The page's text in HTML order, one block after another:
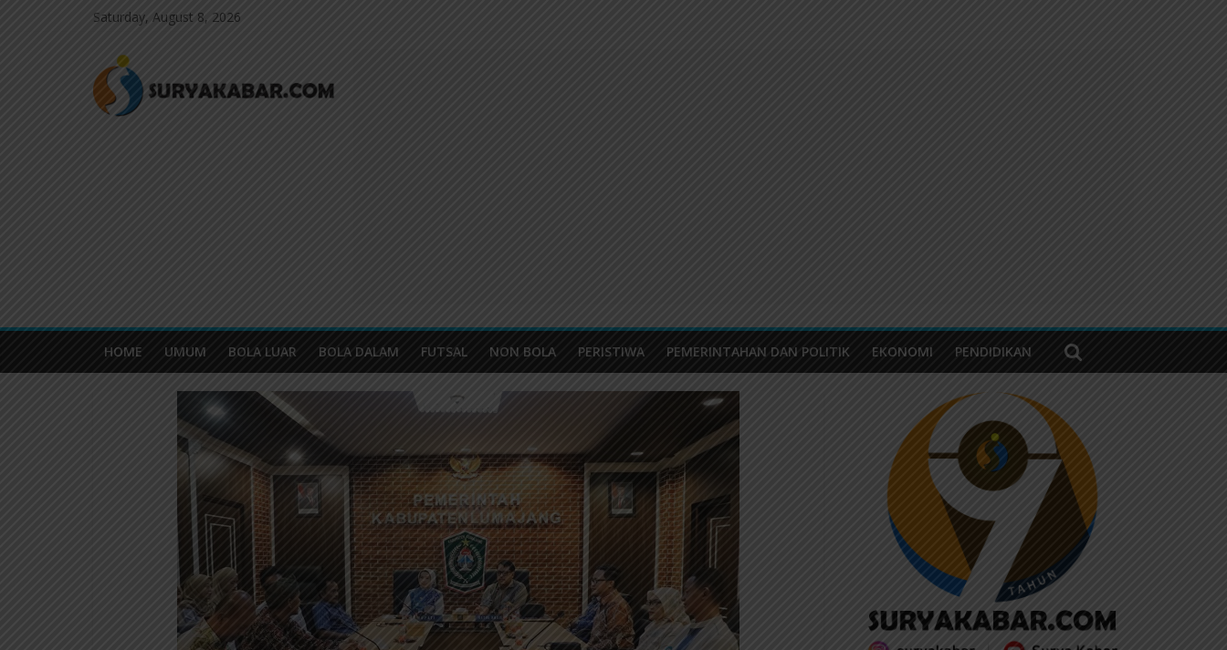
Saturday, August 8, 2026
HOME UMUM BOLA LUAR BOLA DALAM FUTSAL NON BOLA PERISTIWA PEMERINTAHAN DAN POLITIK EKONOMI PENDIDIKAN